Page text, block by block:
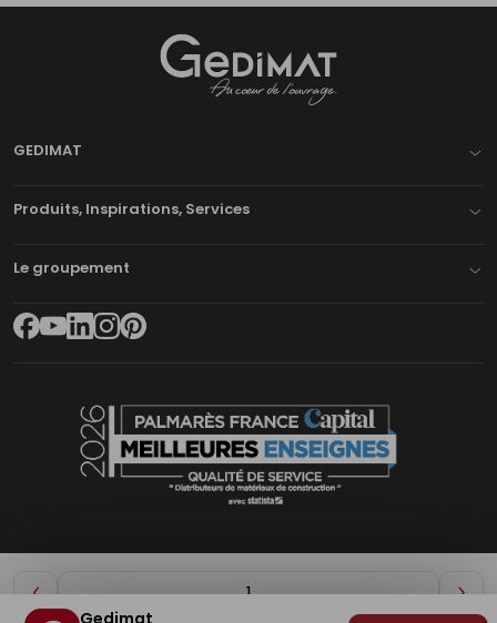
Diminuer
GEDIMAT
Produits, Inspirations, Services
Le groupement
Gedimat